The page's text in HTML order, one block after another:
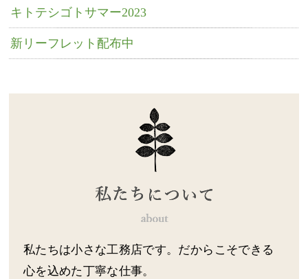
キトテシゴトサマー2023
新リーフレット配布中
私たちは小さな工務店です。だからこそできる
心を込めた丁寧な仕事。